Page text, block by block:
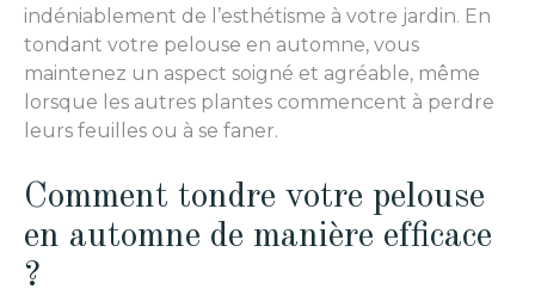
indéniablement de l’esthétisme à votre jardin. En
tondant votre pelouse en automne, vous
maintenez un aspect soigné et agréable, même
lorsque les autres plantes commencent à perdre
leurs feuilles ou à se faner.
Comment tondre votre pelouse
en automne de manière efficace
?